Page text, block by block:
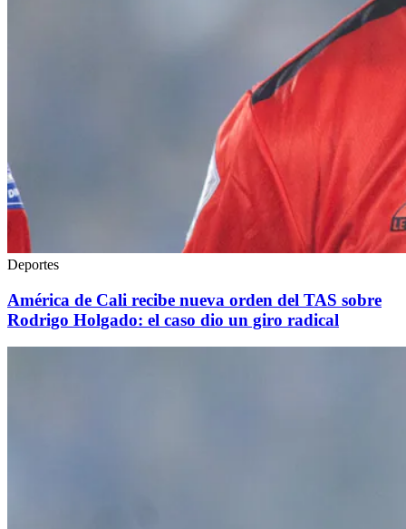
Deportes
América de Cali recibe nueva orden del TAS sobre
Rodrigo Holgado: el caso dio un giro radical